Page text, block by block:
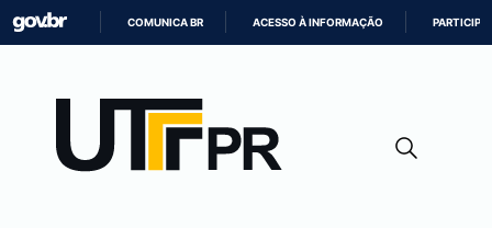
CONTEÚDO
COMUNICA BR ACESSO À INFORMAÇÃO PARTICIPE